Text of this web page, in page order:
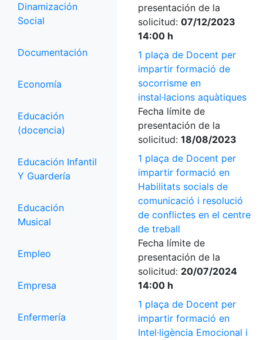
Dinamización
Social
Documentación
Economía
Educación
(docencia)
Educación Infantil
Y Guardería
Educación
Musical
Empleo
Empresa
Enfermería
presentación de la
solicitud: 07/12/2023
14:00 h
1 plaça de Docent per
impartir formació de
socorrisme en
instal·lacions aquàtiques
Fecha límite de
presentación de la
solicitud: 18/08/2023
1 plaça de Docent per
impartir formació en
Habilitats socials de
comunicació i resolució
de conflictes en el centre
de treball
Fecha límite de
presentación de la
solicitud: 20/07/2024
14:00 h
1 plaça de Docent per
impartir formació en
Intel·ligència Emocional i